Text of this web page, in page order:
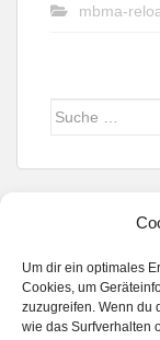
Um dir ein optimales
Cookies, um
zuzugreifen. Wenn du
wie das Surfverhalten
mbma-
Suche
FOLGE UNS